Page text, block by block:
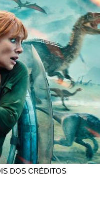
DOS CRÉDITOS